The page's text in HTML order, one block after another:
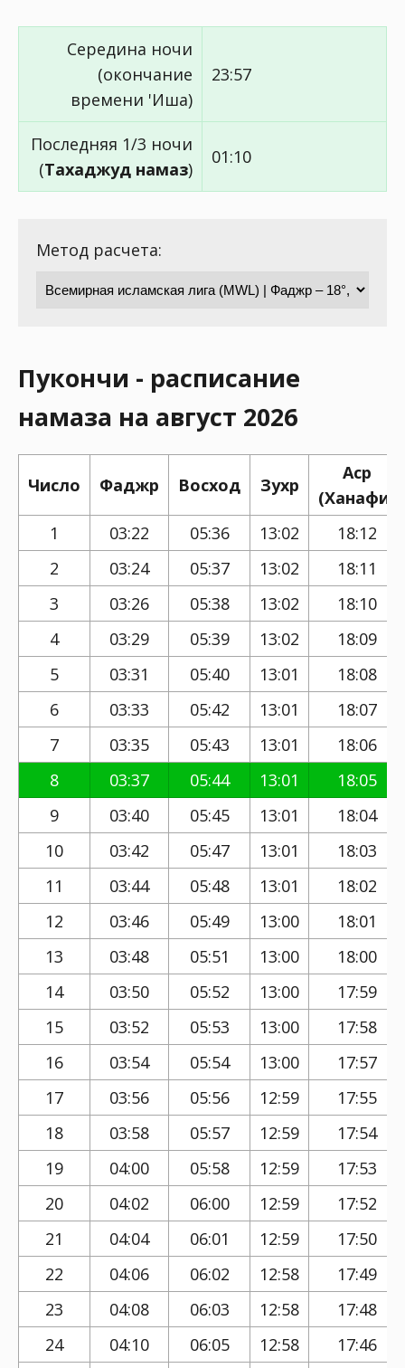
Середина ночи
(окончание
времени 'Иша)
23:57
Последняя 1/3 ночи
(Тахаджуд намаз)
01:10
Метод расчета:
Пукончи - расписание
намаза на август 2026
Число Фаджр Восход Зухр
Аср
(Ханафи)
1
03:22 05:36 13:02
18:12
2
03:24 05:37 13:02
18:11
3
03:26 05:38 13:02
18:10
4
03:29 05:39 13:02
18:09
5
03:31 05:40 13:01
18:08
6
03:33 05:42 13:01
18:07
7
03:35 05:43 13:01
18:06
8
03:37 05:44 13:01
18:05
9
03:40 05:45 13:01
18:04
10
03:42 05:47 13:01
18:03
11
03:44 05:48 13:01
18:02
12
03:46 05:49 13:00
18:01
13
03:48 05:51 13:00
18:00
14
03:50 05:52 13:00
17:59
15
03:52 05:53 13:00
17:58
16
03:54 05:54 13:00
17:57
17
03:56 05:56 12:59
17:55
18
03:58 05:57 12:59
17:54
19
04:00 05:58 12:59
17:53
20
04:02 06:00 12:59
17:52
21
04:04 06:01 12:59
17:50
22
04:06 06:02 12:58
17:49
23
04:08 06:03 12:58
17:48
24
04:10 06:05 12:58 17:46